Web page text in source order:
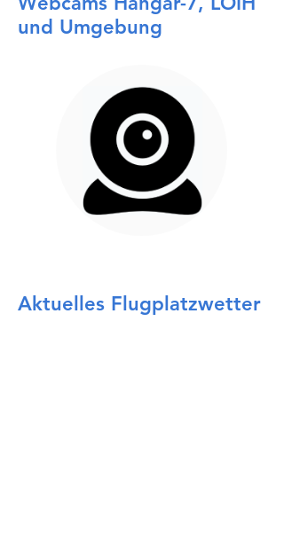
und Umgebung
Aktuelles Flugplatzwetter